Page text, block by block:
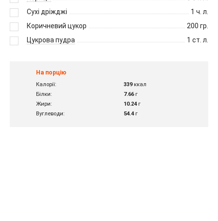
Сухі дріжджі
1 ч. л.
Коричневий цукор
200 гр.
Цукрова пудра
1 ст. л.
На порцію
Калорії: 339ккал
Білки:
7.66г
Жири:
10.24г
Вуглеводи:
54.4г